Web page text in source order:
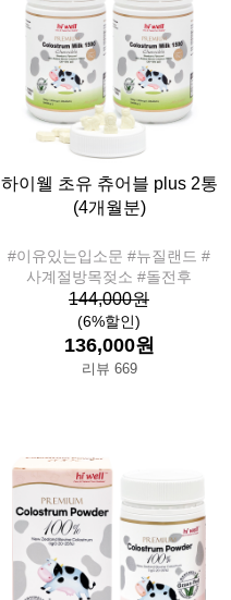
하이웰 초유 츄어블 plus 2통
(4개월분)
#이유있는입소문 #뉴질랜드 #
사계절방목젖소 #돌전후
144,000원
(6%할인)
136,000원
리뷰 669